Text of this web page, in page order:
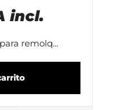
incl.
remolq...